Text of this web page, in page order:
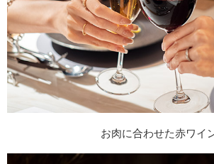
お肉に合わせた赤ワイ